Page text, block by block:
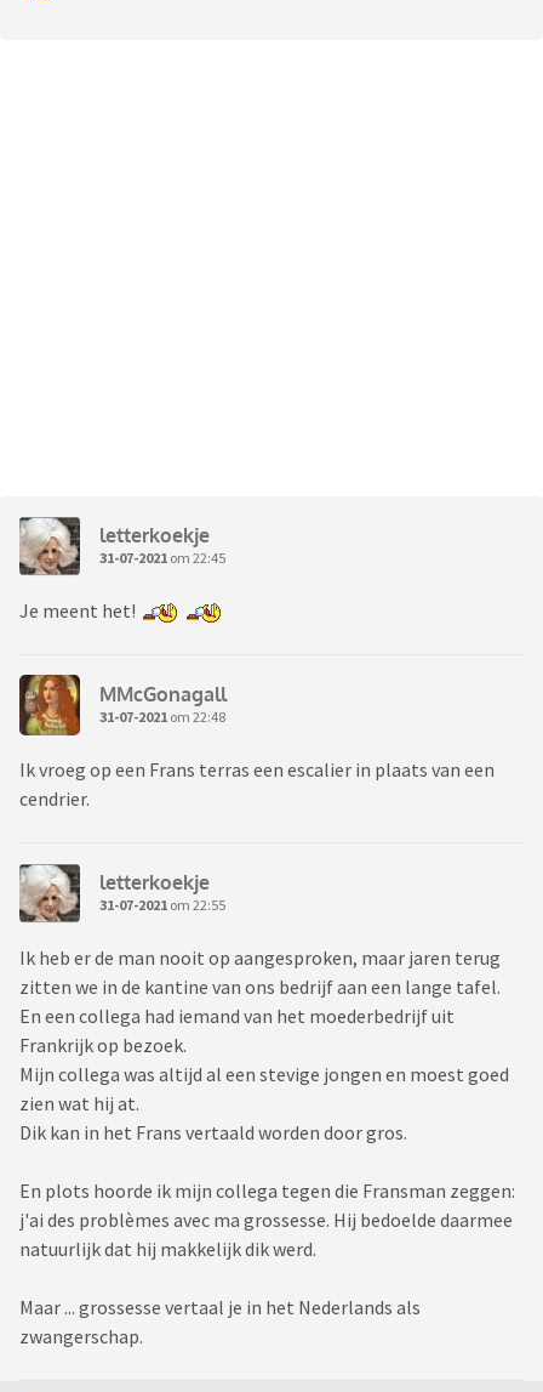
letterkoekje
31-07-2021 om 22:45
Je meent het!
MMcGonagall
31-07-2021 om 22:48
Ik vroeg op een Frans terras een escalier in plaats van een
cendrier.
letterkoekje
31-07-2021 om 22:55
Ik heb er de man nooit op aangesproken, maar jaren terug
zitten we in de kantine van ons bedrijf aan een lange tafel.
En een collega had iemand van het moederbedrijf uit
Frankrijk op bezoek.
Mijn collega was altijd al een stevige jongen en moest goed
zien wat hij at.
Dik kan in het Frans vertaald worden door gros.
En plots hoorde ik mijn collega tegen die Fransman zeggen:
j'ai des problèmes avec ma grossesse. Hij bedoelde daarmee
natuurlijk dat hij makkelijk dik werd.
Maar ... grossesse vertaal je in het Nederlands als
zwangerschap.